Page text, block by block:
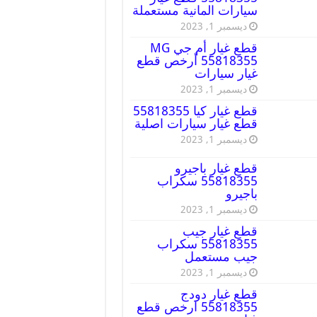
سيارات المانية مستعملة
ديسمبر 1, 2023
قطع غيار أم جي MG
55818355 أرخص قطع
غيار سيارات
ديسمبر 1, 2023
قطع غيار كيا 55818355
قطع غيار سيارات اصلية
ديسمبر 1, 2023
قطع غيار باجيرو
55818355 سكراب
باجيرو
ديسمبر 1, 2023
قطع غيار جيب
55818355 سكراب
جيب مستعمل
ديسمبر 1, 2023
قطع غيار دودج
55818355 ارخص قطع